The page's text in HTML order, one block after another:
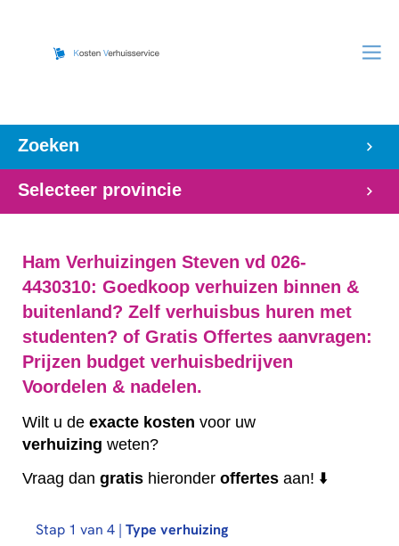
Zoeken
Selecteer provincie
Ham Verhuizingen Steven vd 026-
4430310: Goedkoop verhuizen binnen &
buitenland? Zelf verhuisbus huren met
studenten? of Gratis Offertes aanvragen:
Prijzen budget verhuisbedrijven
Voordelen & nadelen.
Wilt u de exacte kosten voor uw
verhuizing weten?
Vraag dan gratis hieronder offertes aan! ⬇️